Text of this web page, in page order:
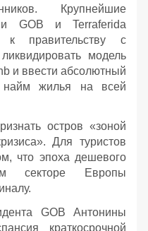
Крупнейшие
GOB и Terraferida
к правительству с
модель
и ввести абсолютный
найм жилья на всей
остров «зоной
Для туристов
что эпоха дешевого
секторе Европы
GOB Антонины
краткосрочной